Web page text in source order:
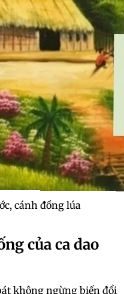
cánh đồng lúa
của ca dao
không ngừng biến đổi